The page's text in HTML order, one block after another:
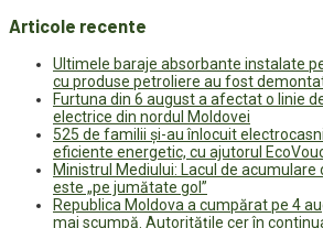
Articole recente
Ultimele baraje absorbante instalate
cu produse petroliere au fost
Furtuna din 6 august a afectat o linie
electrice din nordul Moldovei
525 de familii și-au înlocuit
eficiente energetic, cu ajutorul
Ministrul Mediului: Lacul de acumulare
este „pe jumătate gol”
Republica Moldova a cumpărat pe 4
mai scumpă. Autoritățile cer în